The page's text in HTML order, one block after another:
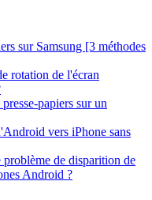
sur Samsung [3 méthodes
rotation de l'écran
papiers sur un
vers iPhone sans
de disparition de
Android ?